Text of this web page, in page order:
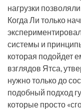
нагрузки
Когда Ли только
системы и
которая подойдет
взглядов Ятса,
нужно только до
подобный подход
которые просто